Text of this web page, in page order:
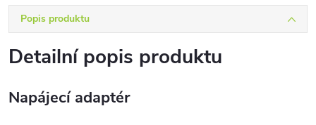
Popis produktu
Detailní popis produktu
Napájecí adaptér